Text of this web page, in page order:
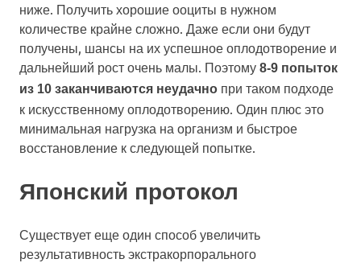
ниже. Получить хорошие ооциты в нужном
количестве крайне сложно. Даже если они будут
получены, шансы на их успешное оплодотворение и
дальнейший рост очень малы. Поэтому 8-9 попыток
из 10 заканчиваются неудачно при таком подходе
к искусственному оплодотворению. Один плюс это
минимальная нагрузка на организм и быстрое
восстановление к следующей попытке.
Японский протокол
Существует еще один способ увеличить
результативность экстракорпорального